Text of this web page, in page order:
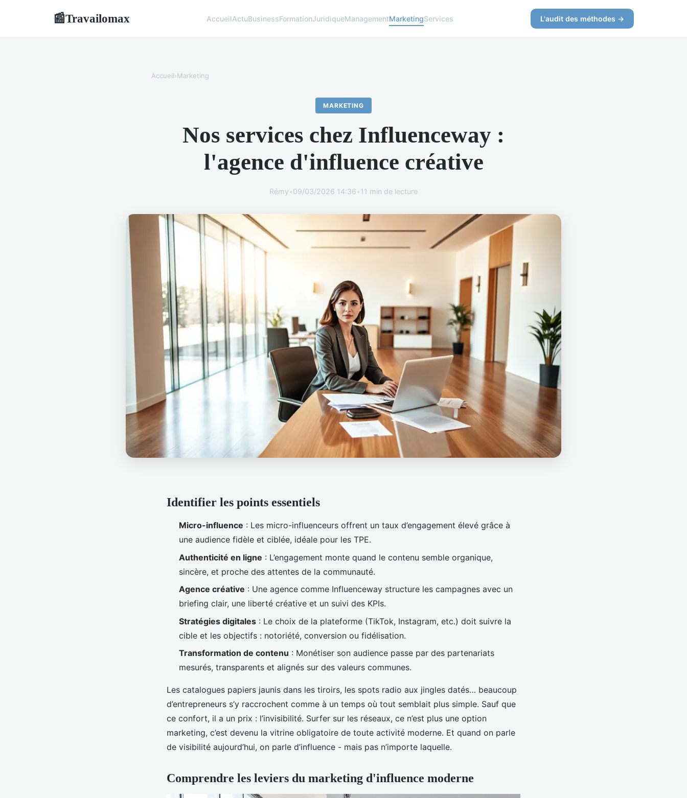
📰Travailomax AccueilActuBusinessFormationJuridiqueManagementMarketingServices L'audit des méthodes →
Accueil›Marketing
MARKETING
Nos services chez Influenceway :
l'agence d'influence créative
Rémy•09/03/2026 14:36•11 min de lecture
Identifier les points essentiels
Micro-influence : Les micro-influenceurs offrent un taux d’engagement élevé grâce à
une audience fidèle et ciblée, idéale pour les TPE.
Authenticité en ligne : L’engagement monte quand le contenu semble organique,
sincère, et proche des attentes de la communauté.
Agence créative : Une agence comme Influenceway structure les campagnes avec un
briefing clair, une liberté créative et un suivi des KPIs.
Stratégies digitales : Le choix de la plateforme (TikTok, Instagram, etc.) doit suivre la
cible et les objectifs : notoriété, conversion ou fidélisation.
Transformation de contenu : Monétiser son audience passe par des partenariats
mesurés, transparents et alignés sur des valeurs communes.
Les catalogues papiers jaunis dans les tiroirs, les spots radio aux jingles datés… beaucoup
d’entrepreneurs s’y raccrochent comme à un temps où tout semblait plus simple. Sauf que
ce confort, il a un prix : l’invisibilité. Surfer sur les réseaux, ce n’est plus une option
marketing, c’est devenu la vitrine obligatoire de toute activité moderne. Et quand on parle
de visibilité aujourd’hui, on parle d’influence - mais pas n’importe laquelle.
Comprendre les leviers du marketing d'influence moderne